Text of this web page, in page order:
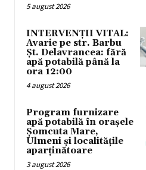
5 august 2026
INTERVENȚII VITAL:
Avarie pe str. Barbu
Șt. Delavrancea: fără
apă potabilă până la
ora 12:00
4 august 2026
Program furnizare
apă potabilă în orașele
Șomcuta Mare,
Ulmeni și localitățile
aparținătoare
3 august 2026